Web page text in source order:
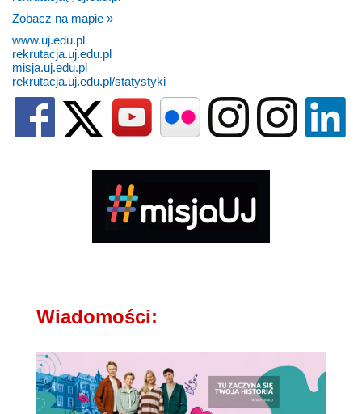
Zobacz na mapie »
www.uj.edu.pl
rekrutacja.uj.edu.pl
misja.uj.edu.pl
rekrutacja.uj.edu.pl/statystyki
Wiadomości: